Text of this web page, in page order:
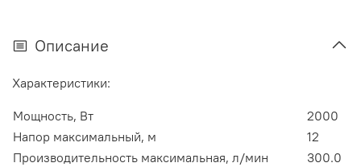
Описание
Характеристики:
Мощность, Вт
2000
Напор максимальный, м
12
Производительность максимальная, л/мин
300.0